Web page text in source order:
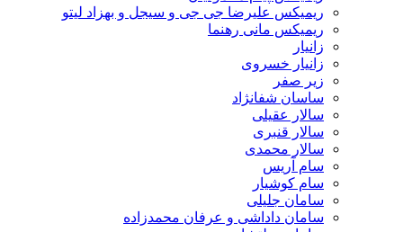
ریمیکس علیرضا جی جی و سیجل و بهزاد لیتو
ریمیکس مانی رهنما
زانیار
زانیار خسروی
زیر صفر
ساسان شفانژاد
سالار عقیلی
سالار قنبری
سالار محمدی
سام آریس
سام کوشیار
سامان جلیلی
سامان داداشی و عرفان محمدزاده